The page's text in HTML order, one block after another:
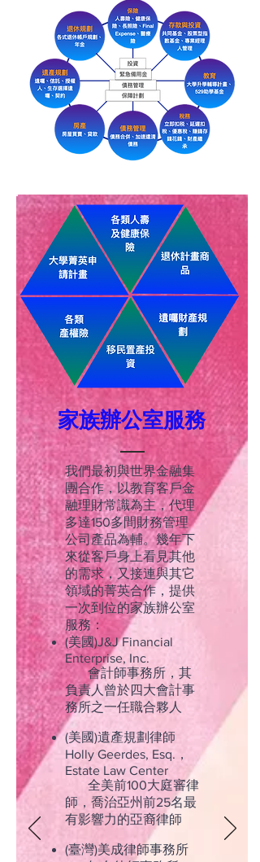
​家族辦公室服務
我們最初與世界金融集
團合作，以教育客戶金
融理財常識為主，代理
多達150多間財務管理
公司產品為輔。幾年下
來從客戶身上看見其他
的需求，又接連與其它
領域的菁英合作，提供
一次到位的家族辦公室
服務：
(美國)J&J Financial
Enterprise, Inc.
會計師事務所，其
負責人曾於四大會計事
務所之一任職合夥人
(美國)遺產規劃律師
Holly Geerdes, Esq.，
Estate Law Center
全美前100大庭審律
師，喬治亞州前25名最
有影響力的亞裔律師
(臺灣)美成律師事務所